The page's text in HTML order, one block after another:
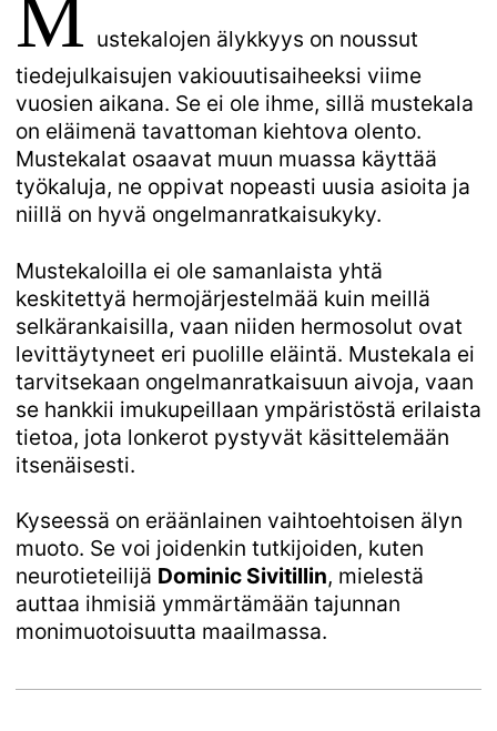
M ustekalojen älykkyys on noussut
tiedejulkaisujen vakiouutisaiheeksi viime
vuosien aikana. Se ei ole ihme, sillä mustekala
on eläimenä tavattoman kiehtova olento.
Mustekalat osaavat muun muassa käyttää
työkaluja, ne oppivat nopeasti uusia asioita ja
niillä on hyvä ongelmanratkaisukyky.
Mustekaloilla ei ole samanlaista yhtä
keskitettyä hermojärjestelmää kuin meillä
selkärankaisilla, vaan niiden hermosolut ovat
levittäytyneet eri puolille eläintä. Mustekala ei
tarvitsekaan ongelmanratkaisuun aivoja, vaan
se hankkii imukupeillaan ympäristöstä erilaista
tietoa, jota lonkerot pystyvät käsittelemään
itsenäisesti.
Kyseessä on eräänlainen vaihtoehtoisen älyn
muoto. Se voi joidenkin tutkijoiden, kuten
neurotieteilijä Dominic Sivitillin, mielestä
auttaa ihmisiä ymmärtämään tajunnan
monimuotoisuutta maailmassa.